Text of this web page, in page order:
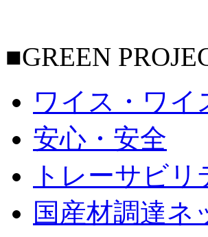
■GREEN
ワイス・ワイ
安心・安全
トレーサビリ
国産材調達ネ